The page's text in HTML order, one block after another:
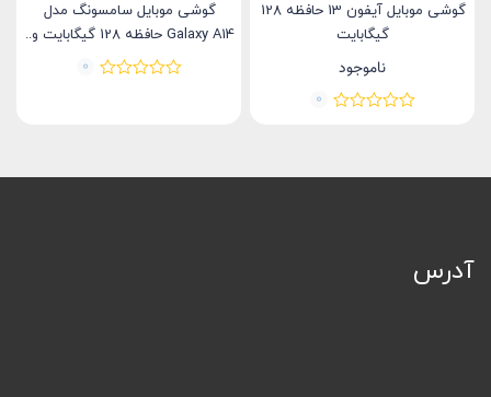
گوشی موبایل آیفون 13 حافظه 128
گیگابایت
ناموجود
0
گوشی موبایل سامسونگ مدل
Galaxy A14 حافظه 128 گیگابایت و..
0
آدرس